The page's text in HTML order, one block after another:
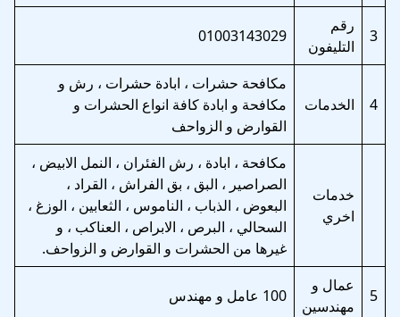
3
رقم
التليفون
01003143029
4 الخدمات
مكافحة حشرات ، ابادة حشرات ، رش و
مكافحة و ابادة كافة انواع الحشرات و
القوارض و الزواحف
خدمات
اخري
مكافحة ، ابادة ، رش الفئران ، النمل الابيض ،
الصراصير ، البق ، بق الفراش ، القراد ،
البعوض ، الذباب ، الناموس ، الثعابين ، الوزغ ،
السحالي ، البرص ، الابراص ، العناكب ، و
غيرها من الحشرات و القوارض و الزواحف.
5
عمال و
مهندسين
100 عامل و مهندس